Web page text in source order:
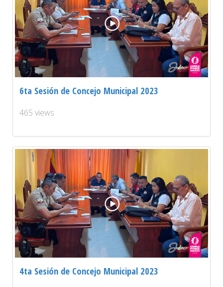
6ta Sesión de Concejo Municipal 2023
465 views
4ta Sesión de Concejo Municipal 2023